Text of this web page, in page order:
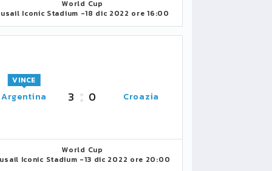
World Cup
Iconic Stadium -18 dic 2022 ore 16:00
Argentina
VINCE
3 0 Croazia
World Cup
Iconic Stadium -13 dic 2022 ore 20:00